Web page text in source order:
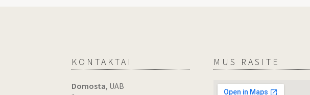
KONTAKTAI
Domosta, UAB
MUS RASITE